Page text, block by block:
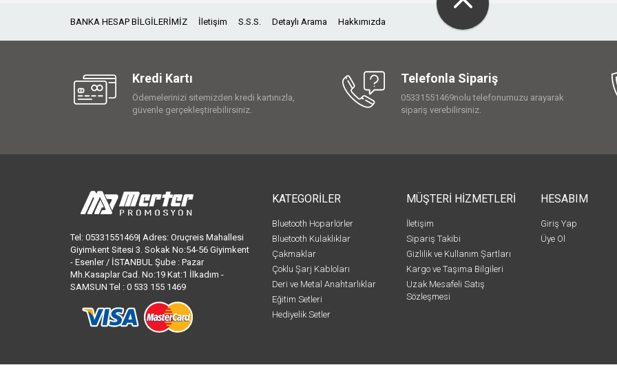
BANKA HESAP BİLGİLERİMİZ İletişim S.S.S. Detaylı Arama Hakkımızda
Kredi Kartı
Ödemelerinizi sitemizden kredi kartınızla,
güvenle gerçekleştirebilirsiniz.
Telefonla Sipariş
05331551469nolu telefonumuzu arayarak
sipariş verebilirsiniz.
Tel: 05331551469| Adres: Oruçreis Mahallesi
Giyimkent Sitesi 3. Sokak No:54-56 Giyimkent
- Esenler / İSTANBUL Şube : Pazar
Mh.Kasaplar Cad. No:19 Kat:1 İlkadım -
SAMSUN Tel : 0 533 155 1469
KATEGORİLER
Bluetooth Hoparlörler
Bluetooth Kulaklıklar
Çakmaklar
Çoklu Şarj Kabloları
Deri ve Metal Anahtarlıklar
Eğitim Setleri
Hediyelik Setler
MÜŞTERİ HİZMETLERİ
İletişim
Sipariş Takibi
Gizlilik ve Kullanım Şartları
Kargo ve Taşıma Bilgileri
Uzak Mesafeli Satış
Sözleşmesi
HESABIM
Giriş Yap
Üye Ol